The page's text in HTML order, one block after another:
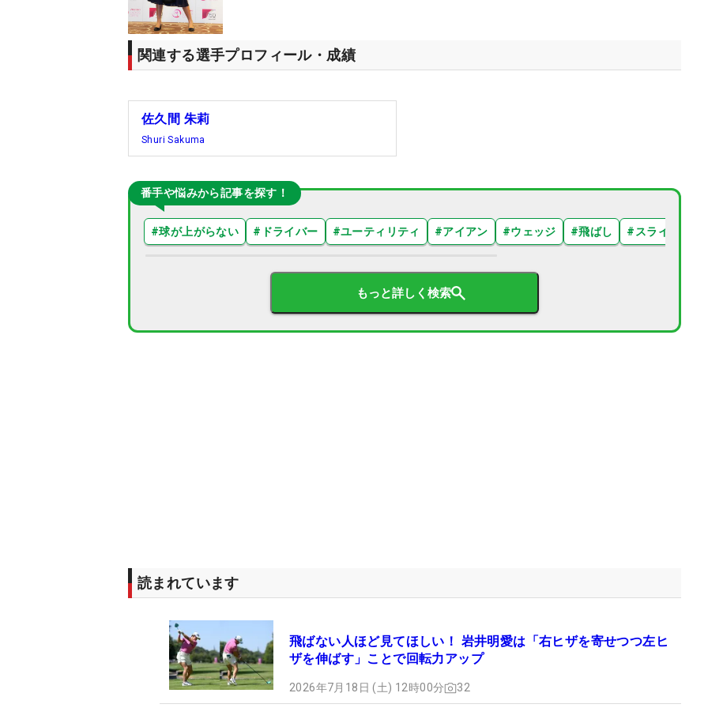
関連する選手プロフィール・成績
佐久間 朱莉
Shuri Sakuma
番手や悩みから記事を探す！
#球が上がらない # ドライバー #ユーティリティ #アイアン #ウェッジ #飛ばし # スライス
もっと詳しく検索
読まれています
飛ばない人ほど見てほしい！ 岩井明愛は「右ヒザを寄せつつ左ヒ
ザを伸ばす」ことで回転力アップ
2026年7月18日 (土) 12時00分 32